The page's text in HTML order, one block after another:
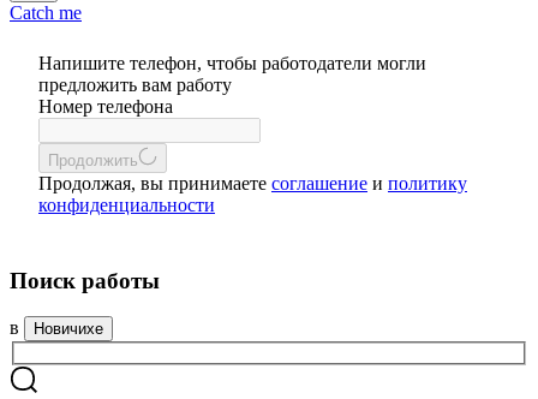
Catch me
Напишите телефон, чтобы работодатели могли
предложить вам работу
Номер телефона
Продолжить
Продолжая, вы принимаете соглашение и политику
конфиденциальности
Поиск работы
в Новичихе